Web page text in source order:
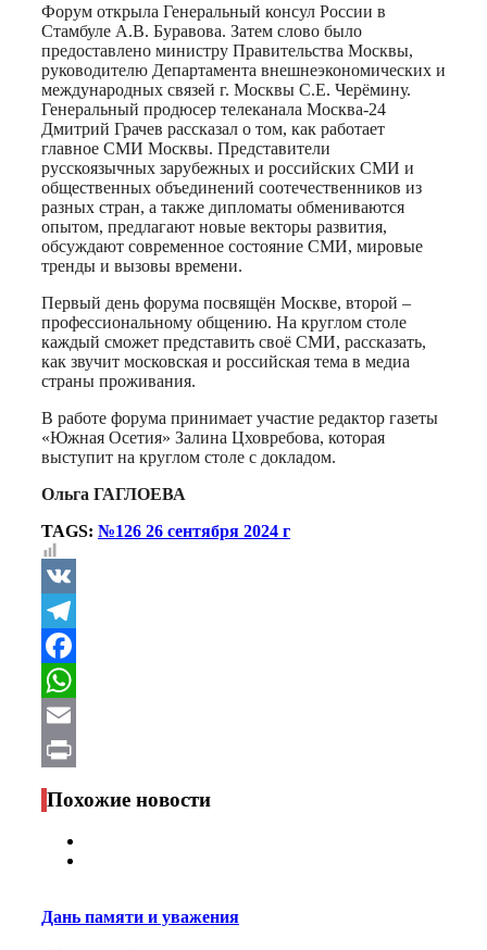
Форум открыла Генеральный консул России в
Стамбуле А.В. Буравова. Затем слово было
предоставлено министру Правительства Москвы,
руководителю Департамента внешнеэкономических и
международных связей г. Москвы С.Е. Черёмину.
Генеральный продюсер телеканала Москва-24
Дмитрий Грачев рассказал о том, как работает
главное СМИ Москвы. Представители
русскоязычных зарубежных и российских СМИ и
общественных объединений соотечественников из
разных стран, а также дипломаты обмениваются
опытом, предлагают новые векторы развития,
обсуждают современное состояние СМИ, мировые
тренды и вызовы времени.
Первый день форума посвящён Москве, второй –
профессиональному общению. На круглом столе
каждый сможет представить своё СМИ, рассказать,
как звучит московская и российская тема в медиа
страны проживания.
В работе форума принимает участие редактор газеты
«Южная Осетия» Залина Цховребова, которая
выступит на круглом столе с докладом.
Ольга ГАГЛОЕВА
TAGS: №126 26 сентября 2024 г
VK
Telegram
Facebook
WhatsApp
Email
Print
Похожие новости
Дань памяти и уважения